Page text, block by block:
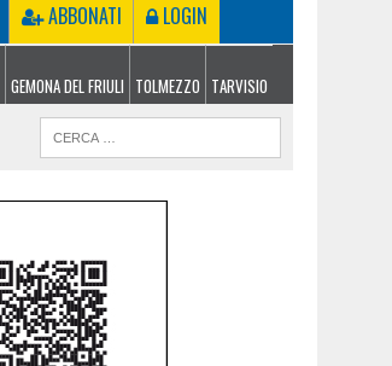
ABBONATI LOGIN
GEMONA DEL FRIULI TOLMEZZO TARVISIO